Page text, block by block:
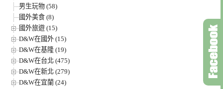
男生玩物 (58)
國外美食 (8)
國外旅遊 (15)
D&W在國外 (15)
D&W在基隆 (19)
D&W在台北 (475)
D&W在新北 (279)
D&W在宜蘭 (24)